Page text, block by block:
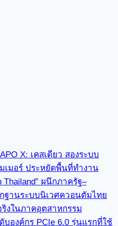
X: เคสเดียว สองระบบ
เมอร์ ประหยัดพื้นที่ทำงาน
Thailand” ผนึกภาครัฐ–
ฐานระบบนิเวศควอนตัมไทย
งในภาคอุตสาหกรรม
บองค์กร PCIe 6.0 รุ่นแรกที่ใช้